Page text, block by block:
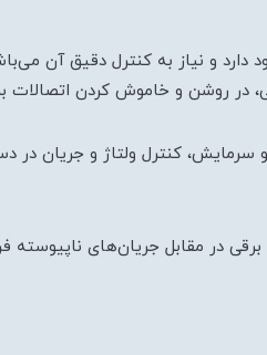
و نیاز به کنترل دقیق آن
در روشن و خاموش کردن اتصالات
سرمایش، کنترل ولتاژ و جریان در
در مقابل جریان‌های ناپیوسته